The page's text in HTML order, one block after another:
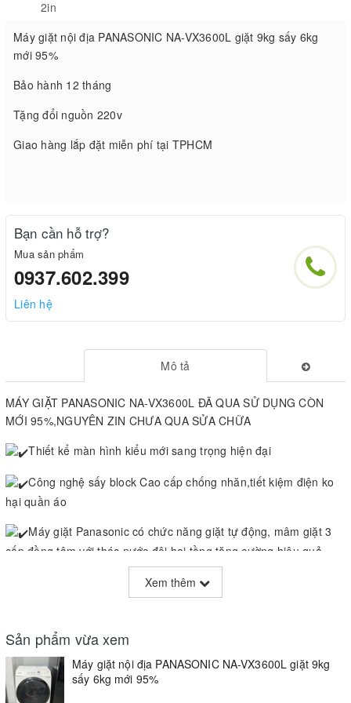
2in
Máy giặt nội địa PANASONIC NA-VX3600L giặt 9kg sấy 6kg
mới 95%
Bảo hành 12 tháng
Tặng đổi nguồn 220v
Giao hàng lắp đặt miễn phí tại TPHCM
Bạn cần hỗ trợ?
Mua sản phẩm
0937.602.399
Liên hệ
Mô tả
MÁY GIẶT PANASONIC NA-VX3600L ĐÃ QUA SỬ DỤNG CÒN
MỚI 95%,NGUYÊN ZIN CHƯA QUA SỬA CHỮA
Thiết kể màn hình kiểu mới sang trọng hiện đại
Công nghệ sấy block Cao cấp chống nhăn,tiết kiệm điện ko
hại quần áo
Máy giặt Panasonic có chức năng giặt tự động, mâm giặt 3
cấp đồng tâm với thác nước đôi hai tầng tăng cường hiệu quả
Công nghệ Spin Dancing đảo trộn 3 chiều giúp quần áo được
Máy giặt Panasonic NA-VX3600L ứng dụng cơ chế xả mới,
giảm lượng nước sử dụng trong suốt quá trình xả, quá trình sử
dụng nước nhiều nhất trong cả chu trình giặt.
Xem thêm
Sản phẩm vừa xem
Máy giặt nội địa PANASONIC NA-VX3600L giặt 9kg
sấy 6kg mới 95%